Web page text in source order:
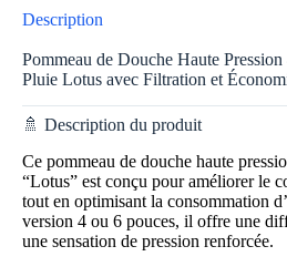
Description
Pommeau de Douche Haute
Pluie Lotus avec Filtration et
🚿 Description du produit
Ce pommeau de douche haute
“Lotus” est conçu pour améliorer le
tout en optimisant la consommation
version 4 ou 6 pouces, il offre une
une sensation de pression renforcée.